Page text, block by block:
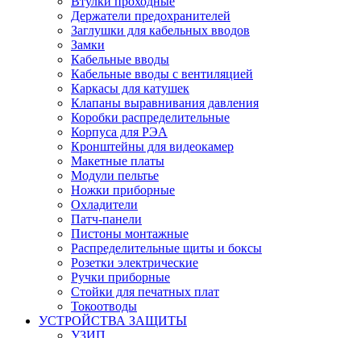
Держатели предохранителей
Заглушки для кабельных вводов
Замки
Кабельные вводы
Кабельные вводы с вентиляцией
Каркасы для катушек
Клапаны выравнивания давления
Коробки распределительные
Корпуса для РЭА
Кронштейны для видеокамер
Макетные платы
Модули пельтье
Ножки приборные
Охладители
Патч-панели
Пистоны монтажные
Распределительные щиты и боксы
Розетки электрические
Ручки приборные
Стойки для печатных плат
Токоотводы
УСТРОЙСТВА ЗАЩИТЫ
УЗИП